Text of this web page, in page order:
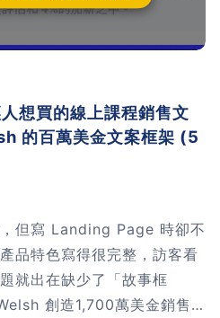
間管理
解問題
實戰
寫作
想買的線上課程銷售文
的百萬美金文案框架 (5
但寫 Landing Page 時卻不
品特色寫得很完整，訪客看
就出在缺少了「故事框
創造1,700萬美金銷售